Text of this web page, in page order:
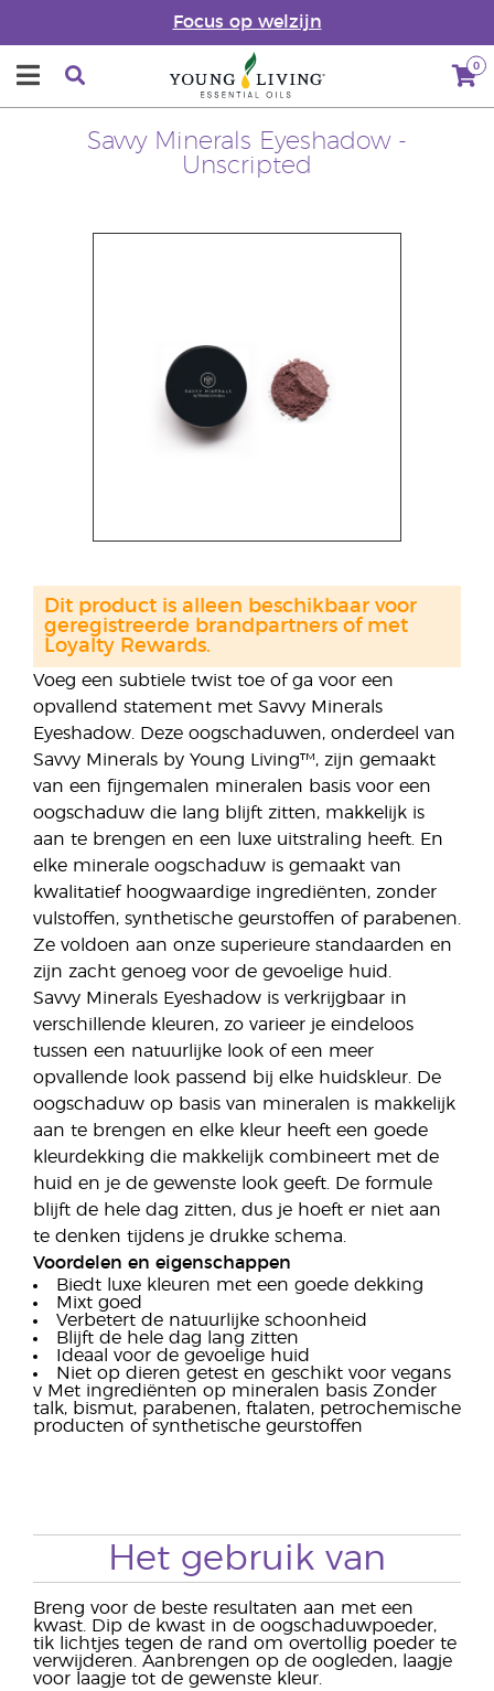
Focus op welzijn
0
Savvy Minerals Eyeshadow -
Unscripted
Voeg een subtiele twist toe of ga voor een
opvallend statement met Savvy Minerals
Eyeshadow. Deze oogschaduwen, onderdeel van
Savvy Minerals by Young Living™, zijn gemaakt
van een fijngemalen mineralen basis voor een
oogschaduw die lang blijft zitten, makkelijk is
aan te brengen en een luxe uitstraling heeft. En
elke minerale oogschaduw is gemaakt van
kwalitatief hoogwaardige ingrediënten, zonder
vulstoffen, synthetische geurstoffen of parabenen.
Ze voldoen aan onze superieure standaarden en
zijn zacht genoeg voor de gevoelige huid.
Savvy Minerals Eyeshadow is verkrijgbaar in
verschillende kleuren, zo varieer je eindeloos
tussen een natuurlijke look of een meer
opvallende look passend bij elke huidskleur. De
oogschaduw op basis van mineralen is makkelijk
aan te brengen en elke kleur heeft een goede
kleurdekking die makkelijk combineert met de
huid en je de gewenste look geeft. De formule
blijft de hele dag zitten, dus je hoeft er niet aan
te denken tijdens je drukke schema.
Voordelen en eigenschappen
Biedt luxe kleuren met een goede dekking
Mixt goed
Verbetert de natuurlijke schoonheid
Blijft de hele dag lang zitten
Ideaal voor de gevoelige huid
Niet op dieren getest en geschikt voor vegans
v Met ingrediënten op mineralen basis Zonder
talk, bismut, parabenen, ftalaten, petrochemische
producten of synthetische geurstoffen
Dit product is alleen beschikbaar voor
geregistreerde brandpartners of met
Loyalty Rewards.
Het gebruik van
Breng voor de beste resultaten aan met een
kwast. Dip de kwast in de oogschaduwpoeder,
tik lichtjes tegen de rand om overtollig poeder te
verwijderen. Aanbrengen op de oogleden, laagje
voor laagje tot de gewenste kleur.